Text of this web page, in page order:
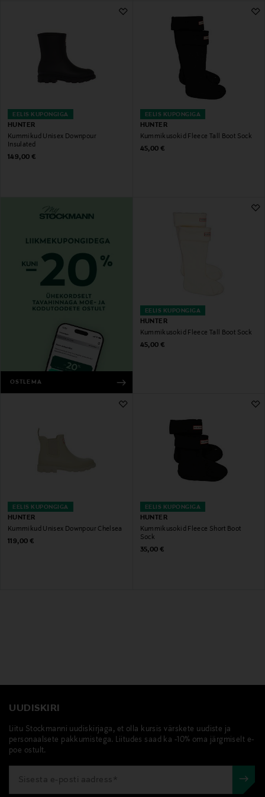
EELIS KUPONGIGA
HUNTER
Kummikud Unisex Downpour
Insulated
Original Price
149,00 €
EELIS KUPONGIGA
HUNTER
Kummikusokid Fleece Tall Boot Sock
Original Price
45,00 €
OSTLEMA
EELIS KUPONGIGA
HUNTER
Kummikusokid Fleece Tall Boot Sock
Original Price
45,00 €
EELIS KUPONGIGA
HUNTER
Kummikud Unisex Downpour Chelsea
Original Price
119,00 €
EELIS KUPONGIGA
HUNTER
Kummikusokid Fleece Short Boot
Sock
Original Price
35,00 €
UUDISKIRI
Liitu Stockmanni uudiskirjaga, et olla kursis värskete uudiste ja
personaalsete pakkumistega. Liitudes saad ka -10% oma järgmiselt e-
poe ostult.